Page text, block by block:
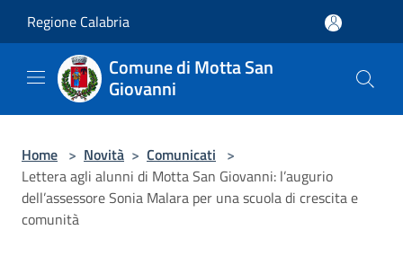
Regione Calabria
Comune di Motta San
Giovanni
Home > Novità > Comunicati >
Lettera agli alunni di Motta San Giovanni: l’augurio
dell’assessore Sonia Malara per una scuola di crescita e
comunità